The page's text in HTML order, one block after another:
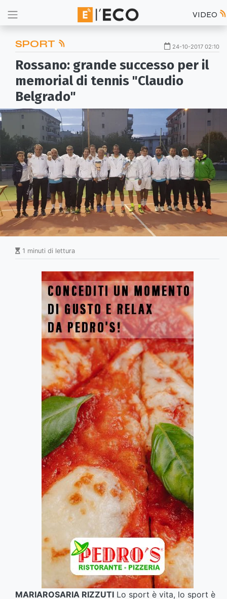
VIDEO
SPORT 24-10-2017 02:10
Rossano: grande successo per il
memorial di tennis "Claudio
Belgrado"
1 minuti di lettura
MARIAROSARIA RIZZUTI Lo sport è vita, lo sport è